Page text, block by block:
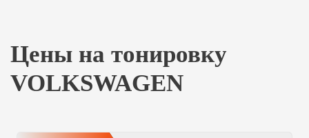
Цены на тонировку
VOLKSWAGEN